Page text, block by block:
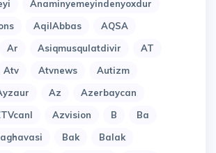
Anaminyemeyindenyoxdur
AqilAbbas
AQSA
Ar Asiqmusqulatdivir
AT
Atv Atvnews
Autizm
Az
Azerbaycan
Azvision B
Ba
Bak
Balak